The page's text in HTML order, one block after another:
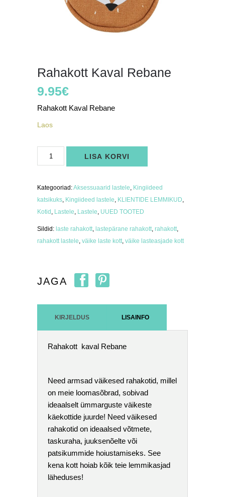
Rahakott Kaval Rebane
9.95€
Rahakott Kaval Rebane
Laos
Kaval
Rebane
LISA KORVI
Kategooriad:Aksessuaarid lastele, Kingiideed
katsikuks, Kingiideed lastele, KLIENTIDE LEMMIKUD,
Kotid , Lastele, Lastele, UUED TOOTED
Sildid: laste rahakott, lastepärane rahakott, rahakott,
rahakott lastele, väike laste kott, väike lasteasjade kott
JAGA
KIRJELDUS LISAINFO
Rahakott kaval Rebane
Need armsad väikesed rahakotid, millel
on meie loomasõbrad, sobivad
ideaalselt ümmarguste väikeste
käekottide juurde! Need väikesed
rahakotid on ideaalsed võtmete,
taskuraha, juuksenõelte või
patsikummide hoiustamiseks. See
kena kott hoiab kõik teie lemmikasjad
läheduses!